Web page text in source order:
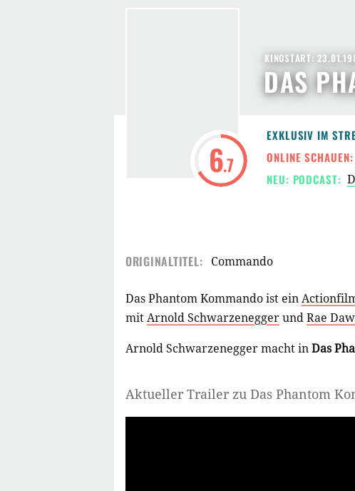
6.7
DAS
KINOSTART:
EXKLUSIV IM
ONLINE SCHAUEN:
NEU: PODCAST:
ORIGINALTITEL: Commando
Das Phantom Kommando ist ein
mitArnold SchwarzeneggerundRae
Arnold Schwarzenegger macht inDas
Aktueller Trailer zu Das Phantom